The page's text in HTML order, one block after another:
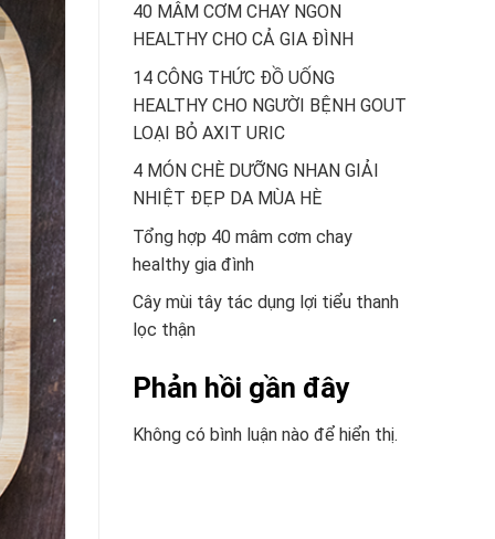
40 MÂM CƠM CHAY NGON
HEALTHY CHO CẢ GIA ĐÌNH
14 CÔNG THỨC ĐỒ UỐNG
HEALTHY CHO NGƯỜI BỆNH GOUT
LOẠI BỎ AXIT URIC
4 MÓN CHÈ DƯỠNG NHAN GIẢI
NHIỆT ĐẸP DA MÙA HÈ
Tổng hợp 40 mâm cơm chay
healthy gia đình
Cây mùi tây tác dụng lợi tiểu thanh
lọc thận
Phản hồi gần đây
Không có bình luận nào để hiển thị.